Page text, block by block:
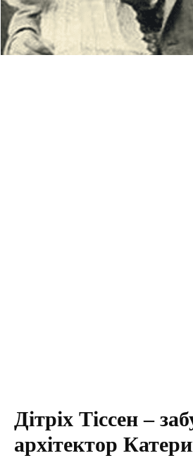
Дітріх Тіссен –
архітектор